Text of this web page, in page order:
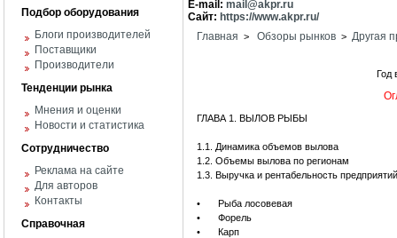
Подбор оборудования
Блоги производителей
Поставщики
Производители
Тенденции рынка
Мнения и оценки
Новости и статистика
Сотрудничество
Реклама на сайте
Для авторов
Контакты
Справочная
E-mail: mail@akpr.ru
Сайт: https://www.akpr.ru/
Главная > Обзоры рынков > Другая
Год
ГЛАВА 1. ВЫЛОВ РЫБЫ
1.1. Динамика объемов вылова
1.2. Объемы вылова по регионам
1.3. Выручка и рентабельность
•
Рыба лосовевая
•
Форель
•
Карп